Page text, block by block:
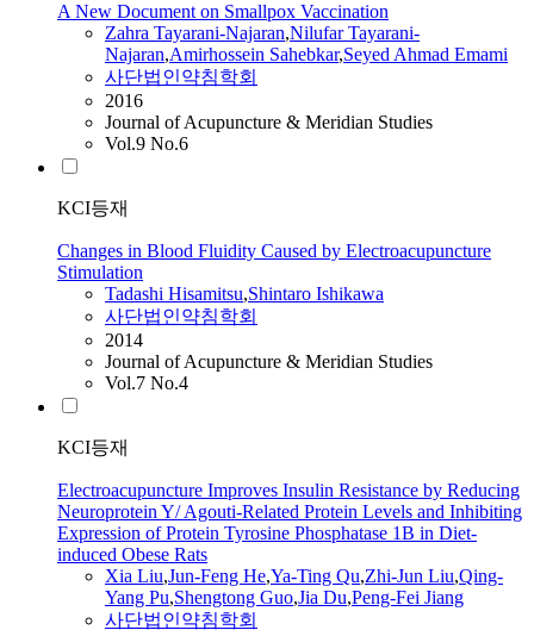
A New Document on Smallpox Vaccination
Zahra Tayarani-Najaran,Nilufar Tayarani-
Najaran,Amirhossein Sahebkar,Seyed Ahmad Emami
사단법인약침학회
2016
Journal of Acupuncture & Meridian Studies
Vol.9 No.6
KCI등재
Changes in Blood Fluidity Caused by Electroacupuncture
Stimulation
Tadashi Hisamitsu,Shintaro Ishikawa
사단법인약침학회
2014
Journal of Acupuncture & Meridian Studies
Vol.7 No.4
KCI등재
Electroacupuncture Improves Insulin Resistance by Reducing
Neuroprotein Y/ Agouti-Related Protein Levels and Inhibiting
Expression of Protein Tyrosine Phosphatase 1B in Diet-
induced Obese Rats
Xia Liu,Jun-Feng He,Ya-Ting Qu,Zhi-Jun Liu,Qing-
Yang Pu,Shengtong Guo,Jia Du,Peng-Fei Jiang
사단법인약침학회